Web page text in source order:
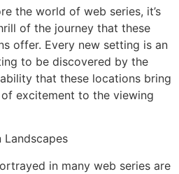
the world of web series, it’s
of the journey that these
offer. Every new setting is an
to be discovered by the
that these locations bring
excitement to the viewing
Landscapes
in many web series are